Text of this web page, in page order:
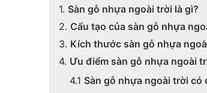
Sàn gỗ nhựa ngoài trời là gì?
Cấu tạo của sàn gỗ nhựa
Kích thước sàn gỗ nhựa
Ưu điểm sàn gỗ nhựa ngoài
Sàn gỗ nhựa ngoài trời có